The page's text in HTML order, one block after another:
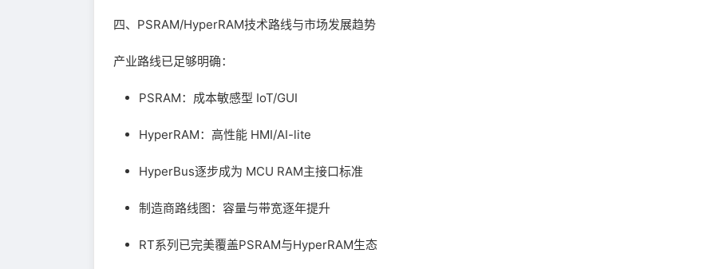
四、PSRAM/HyperRAM技术路线与市场发展趋势
产业路线已足够明确：
PSRAM：成本敏感型 IoT/GUI
HyperRAM：高性能 HMI/AI-lite
HyperBus逐步成为 MCU RAM主接口标准
制造商路线图：容量与带宽逐年提升
RT系列已完美覆盖PSRAM与HyperRAM生态